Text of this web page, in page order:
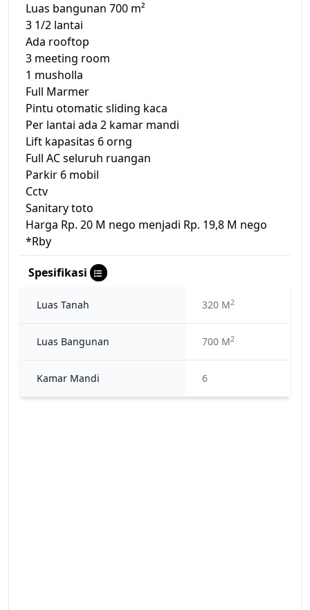
Luas bangunan 700 m²
3 1/2 lantai
Ada rooftop
3 meeting room
1 musholla
Full Marmer
Pintu otomatic sliding kaca
Per lantai ada 2 kamar mandi
Lift kapasitas 6 orng
Full AC seluruh ruangan
Parkir 6 mobil
Cctv
Sanitary toto
Harga Rp. 20 M nego menjadi Rp. 19,8 M nego
*Rby
Spesifikasi
Luas Tanah 320 M2
Luas Bangunan 700 M2
Kamar Mandi 6